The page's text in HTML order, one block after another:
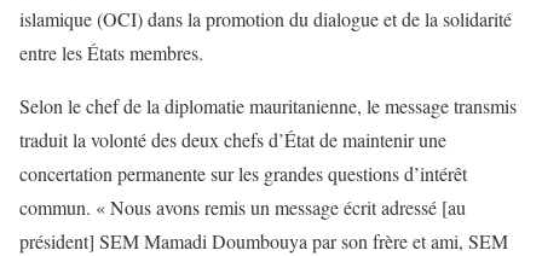
islamique (OCI) dans la promotion du dialogue et de la solidarité
entre les États membres.
Selon le chef de la diplomatie mauritanienne, le message transmis
traduit la volonté des deux chefs d’État de maintenir une
concertation permanente sur les grandes questions d’intérêt
commun. « Nous avons remis un message écrit adressé [au
président] SEM Mamadi Doumbouya par son frère et ami, SEM